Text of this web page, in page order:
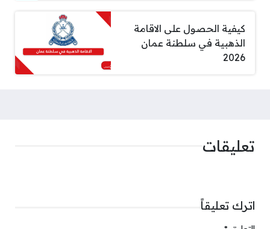
كيفية الحصول على الاقامة
الذهبية في سلطنة عمان
2026
تعليقات
اترك تعليقاً